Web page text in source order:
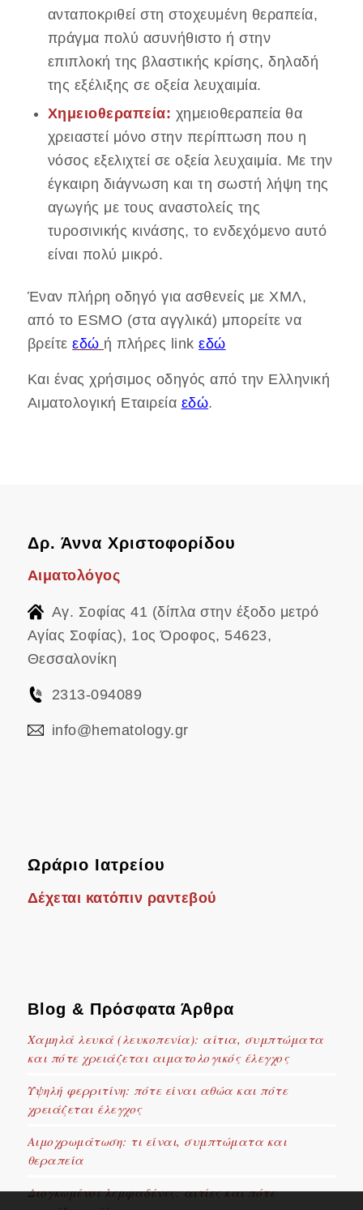
ανταποκριθεί στη στοχευμένη θεραπεία,
πράγμα πολύ ασυνήθιστο ή στην
επιπλοκή της βλαστικής κρίσης, δηλαδή
της εξέλιξης σε οξεία λευχαιμία.
Χημειοθεραπεία: χημειοθεραπεία θα
χρειαστεί μόνο στην περίπτωση που η
νόσος εξελιχτεί σε οξεία λευχαιμία. Με την
έγκαιρη διάγνωση και τη σωστή λήψη της
αγωγής με τους αναστολείς της
τυροσινικής κινάσης, το ενδεχόμενο αυτό
είναι πολύ μικρό.
Έναν πλήρη οδηγό για ασθενείς με ΧΜΛ,
από το ESMO (στα αγγλικά) μπορείτε να
βρείτεεδώ ή πλήρες link εδώ
Και ένας χρήσιμος οδηγός από την Ελληνική
Αιματολογική Εταιρεία εδώ.
Δρ. Άννα Χριστοφορίδου
Αιματολόγος
Αγ. Σοφίας 41 (δίπλα στην έξοδο μετρό
Αγίας Σοφίας), 1ος Όροφος, 54623,
Θεσσαλονίκη
2313-094089
info@hematology.gr
Ωράριο Ιατρείου
Δέχεται κατόπιν ραντεβού
Blog & Πρόσφατα Άρθρα
Χαμηλά λευκά (λευκοπενία): αίτια, συμπτώματα
και πότε χρειάζεται αιματολογικός έλεγχος
Υψηλή φερριτίνη: πότε είναι αθώα και πότε
χρειάζεται έλεγχος
Αιμοχρωμάτωση: τι είναι, συμπτώματα και
θεραπεία
Διογκωμένοι λεμφαδένες: αιτίες και πότε